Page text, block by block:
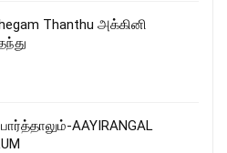
Thanthu அக்கினி
AAYIRANGAL